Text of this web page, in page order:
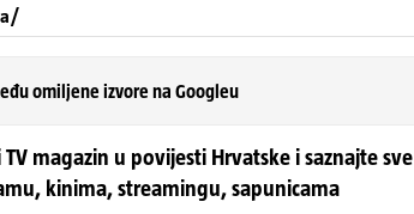
omiljene izvore na Googleu
TV magazin u povijesti Hrvatske i saznajte sve
kinima, streamingu, sapunicama